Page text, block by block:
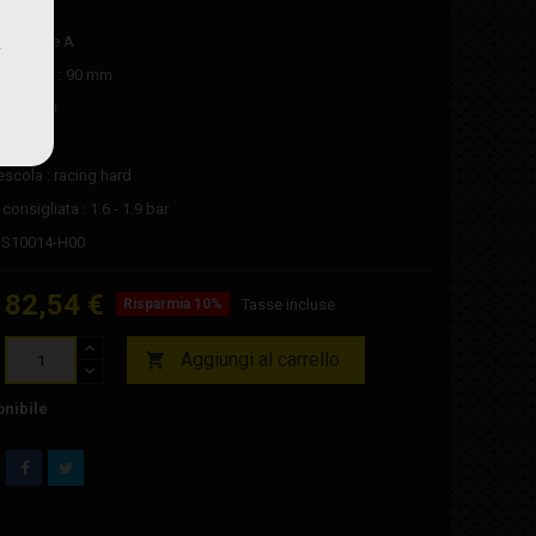
shore A
gomma : 90 mm
: 90
: racing hard
: 1.6 - 1.9 bar
H00
82,54 € Risparmia 10% Tasse incluse
 Aggiungi al carrello